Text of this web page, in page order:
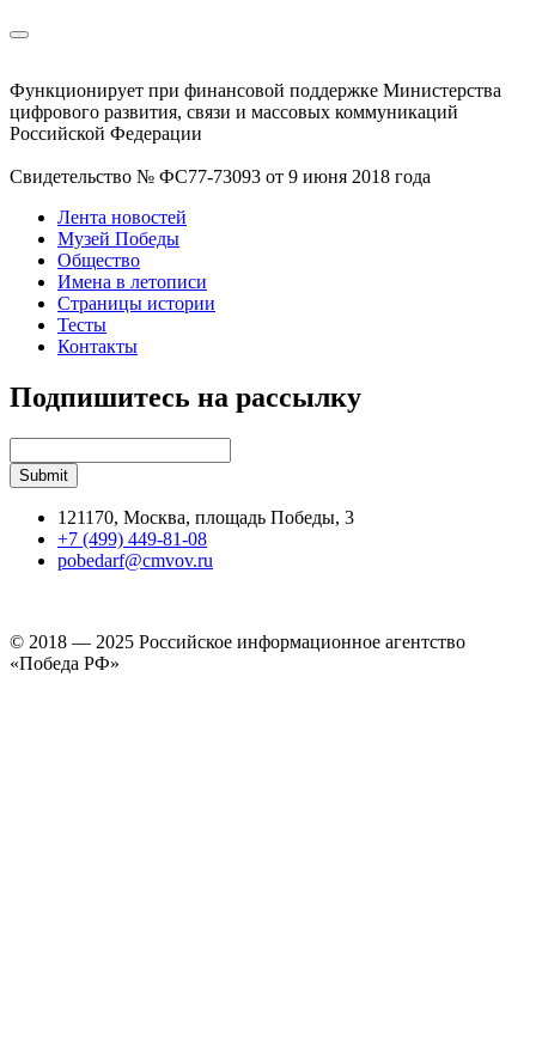
Функционирует при финансовой поддержке Министерства
цифрового развития, связи и массовых коммуникаций
Российской Федерации
Свидетельство № ФС77-73093 от 9 июня 2018 года
Лента новостей
Музей Победы
Общество
Имена в летописи
Страницы истории
Тесты
Контакты
Подпишитесь на рассылку
121170, Москва, площадь Победы, 3
+7 (499) 449-81-08
pobedarf@cmvov.ru
© 2018 — 2025 Российское информационное агентство
«Победа РФ»